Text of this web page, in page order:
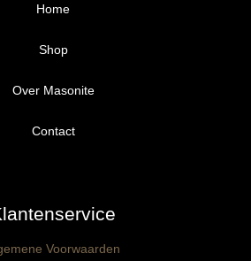
Home
Shop
Alle producten
Proefpakket
3mm dik
6mm dik
en-Klaar panelen
3mm dik
Ophangklaar panelen
Over Masonite
Contact
Voorwaarden